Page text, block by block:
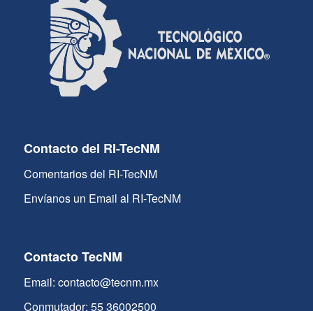
Contacto del RI-TecNM
Comentarios del RI-TecNM
Envíanos un Email al RI-TecNM
Contacto TecNM
Email: contacto@tecnm.mx
Conmutador: 55 36002500